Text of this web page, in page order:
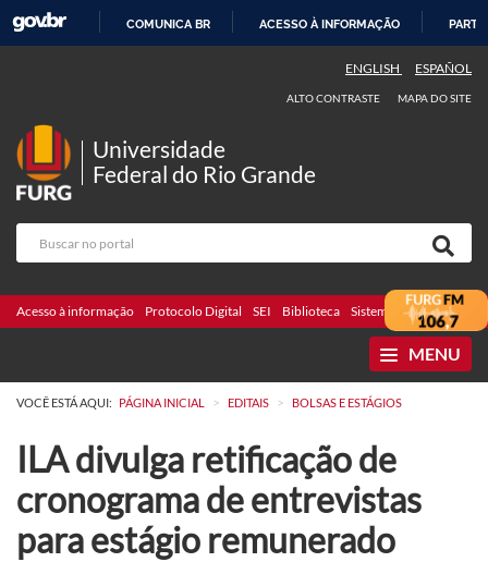
COMUNICA BR ACESSO À INFORMAÇÃO
ENGLISH ESPAÑOL
ALTO CONTRASTE MAPA DO SITE
Universidade
Federal do Rio Grande
Acesso à informação Protocolo Digital SEI Biblioteca Sistemas Webmail
MENU
VOCÊ ESTÁ AQUI: PÁGINA INICIAL > EDITAIS > BOLSAS E ESTÁGIOS
ILA divulga retificação de
cronograma de entrevistas
para estágio remunerado